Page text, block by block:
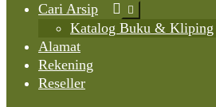
Cari Arsip
Expand
child
menu
Katalog Buku & Kliping
Alamat
Rekening
Reseller